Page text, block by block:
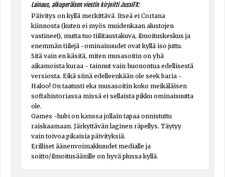
Lainaus, alkuperäisen viestin kirjoitti JussiFX:
Päivitys on kyllä merkittävä. Itseä ei Cortana
kiinnosta (kuten ei myös muidenkaan alustojen
vastineet), mutta tuo tiilitaustakuva, ilmoituskeskus ja
enemmän tiilejä -ominaisuudet ovat kyllä iso juttu.
Sitä vain en käsitä, miten musasoitin on yhä
aikamoista kuraa - tainnut vain huonontua edellisestä
versiosta. Eikä siinä edelleenkään ole seek baria -
Haloo! On taatusti eka musasoitin koko meikäläisen
softahistoriassa missä ei sellaista pikku ominaisuutta
ole.
Games -hubi on kanssa jollain tapaa onnistuttu
raiskaamaan. Järkyttävän laginen räpellys. Täytyy
vain toivoa pikaisia päivityksiä.
Erilliset äänenvoimakkuudet medialle ja
soitto/ilmoitusäänille on hyvä plussa kyllä.